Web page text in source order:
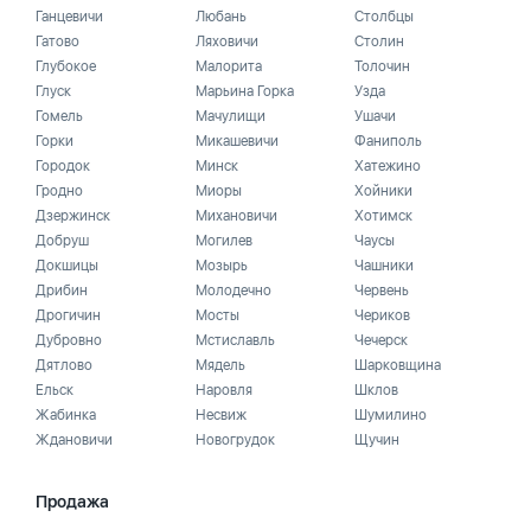
Ганцевичи
Гатово
Глубокое
Глуск
Гомель
Горки
Городок
Гродно
Дзержинск
Добруш
Докшицы
Дрибин
Дрогичин
Дубровно
Дятлово
Ельск
Жабинка
Ждановичи
Любань
Ляховичи
Малорита
Марьина Горка
Мачулищи
Микашевичи
Минск
Миоры
Михановичи
Могилев
Мозырь
Молодечно
Мосты
Мстиславль
Мядель
Наровля
Несвиж
Новогрудок
Столбцы
Столин
Толочин
Узда
Ушачи
Фаниполь
Хатежино
Хойники
Хотимск
Чаусы
Чашники
Червень
Чериков
Чечерск
Шарковщина
Шклов
Шумилино
Щучин
Продажа